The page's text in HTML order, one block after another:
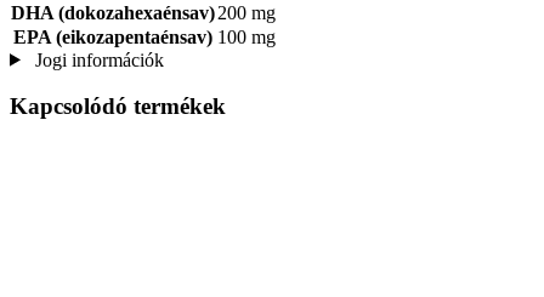
DHA (dokozahexaénsav)200 mg
EPA (eikozapentaénsav) 100 mg
Jogi információk
Kapcsolódó termékek